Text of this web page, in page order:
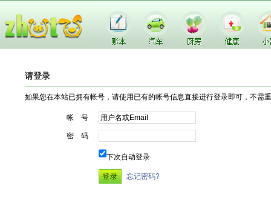
请登录
如果您在本站已拥有帐号，请使用已有的帐号信息直接进行登录即可，不需
帐 号
密 码
下次自动登录
忘记密码?